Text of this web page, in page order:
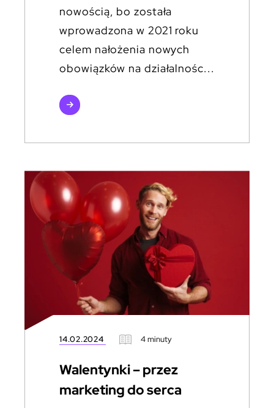
nowością, bo została
wprowadzona w 2021 roku
celem nałożenia nowych
obowiązków na działalnośc...
czytaj
więcej
14.02.2024 4 minuty
Walentynki – przez
marketing do serca